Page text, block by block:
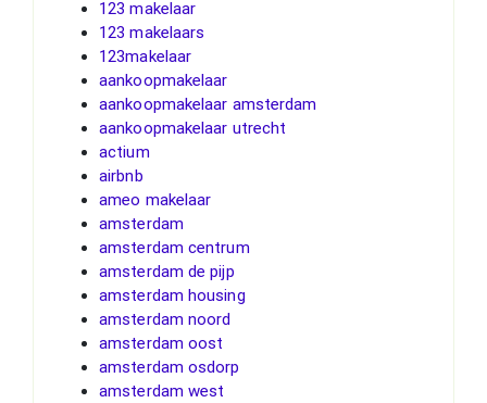
123 makelaar
123 makelaars
123makelaar
aankoopmakelaar
aankoopmakelaar amsterdam
aankoopmakelaar utrecht
actium
airbnb
ameo makelaar
amsterdam
amsterdam centrum
amsterdam de pijp
amsterdam housing
amsterdam noord
amsterdam oost
amsterdam osdorp
amsterdam west